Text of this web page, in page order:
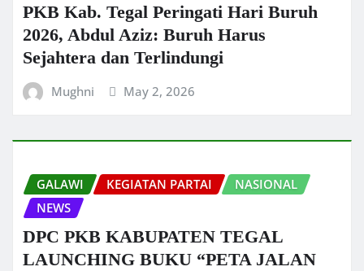
PKB Kab. Tegal Peringati Hari Buruh
2026, Abdul Aziz: Buruh Harus
Sejahtera dan Terlindungi
Mughni May 2, 2026
GALAWI KEGIATAN PARTAI
NASIONAL
NEWS
DPC PKB KABUPATEN TEGAL
LAUNCHING BUKU “PETA JALAN